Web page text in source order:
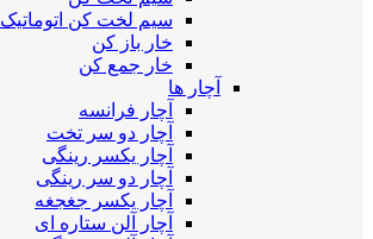
سیم لخت کن اتوماتیک
خار باز کن
خار جمع کن
آچار ها
آچار فرانسه
آچار دو سر تخت
آچار یکسر رینگی
آچار دو سر رینگی
آچار یکسر جغجغه
آچار آلن ستاره ای